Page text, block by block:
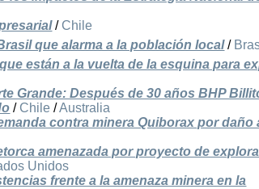
/ Chile
que alarma a la población local/
están a la vuelta de la esquina para
Grande: Después de 30 años BHP
/ Chile /Australia
contra minera Quiborax por daño
amenazada por proyecto de
Unidos
frente a la amenaza minera en la